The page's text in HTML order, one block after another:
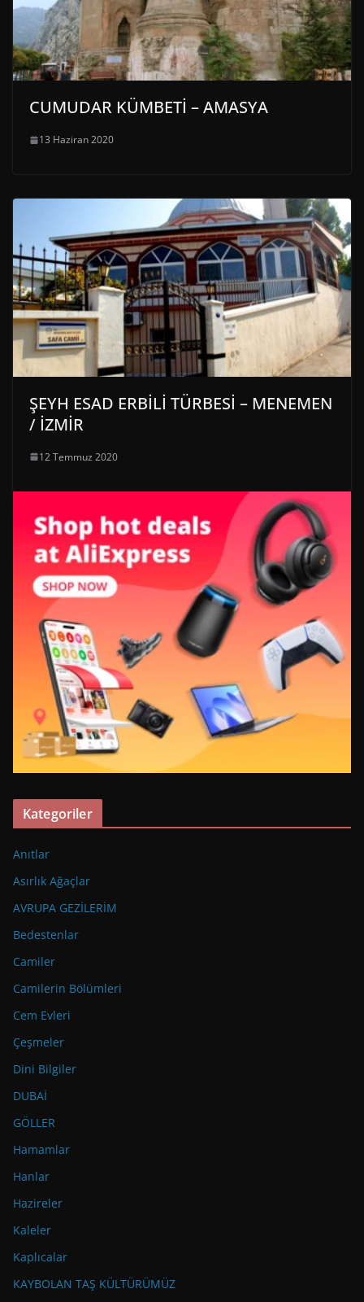
CUMUDAR KÜMBETİ – AMASYA
13 Haziran 2020
ŞEYH ESAD ERBİLİ TÜRBESİ – MENEMEN
/ İZMİR
12 Temmuz 2020
Kategoriler
Anıtlar
Asırlık Ağaçlar
AVRUPA GEZİLERİM
Bedestenlar
Camiler
Camilerin Bölümleri
Cem Evleri
Çeşmeler
Dini Bilgiler
DUBAİ
GÖLLER
Hamamlar
Hanlar
Hazireler
Kaleler
Kaplıcalar
KAYBOLAN TAŞ KÜLTÜRÜMÜZ